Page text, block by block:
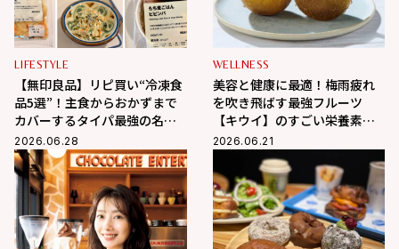
LIFESTYLE
【無印良品】リピ買い“冷凍食
品5選”！主食からおかずまで
カバーするタイパ最強の名品
レポ
2026.06.28
WELLNESS
美容と健康に最適！梅雨疲れ
を吹き飛ばす最強フルーツ
【キウイ】のすごい栄養素教
えます！
2026.06.21